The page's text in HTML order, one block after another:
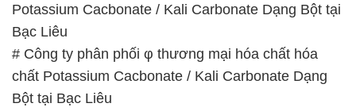
Potassium Cacbonate / Kali Carbonate Dạng Bột tại
Bạc Liêu
# Công ty phân phối φ thương mại hóa chất hóa
chất Potassium Cacbonate / Kali Carbonate Dạng
Bột tại Bạc Liêu